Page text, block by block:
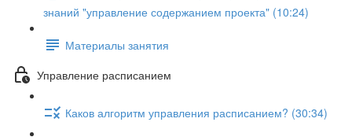
знаний "управление содержанием проекта" (10:24)
Материалы занятия
Управление расписанием
Каков алгоритм управления расписанием? (30:34)